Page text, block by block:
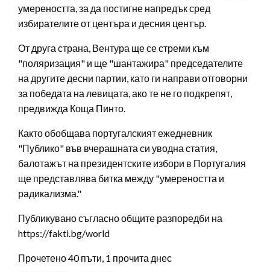
умереността, за да постигне напредък сред
избирателите от центъра и десния център.
От друга страна, Вентура ще се стреми към
"поляризация" и ще "шантажира" председателите
на другите десни партии, като ги направи отговорни
за победата на левицата, ако те не го подкрепят,
предвижда Коща Пинто.
Както обобщава португалският ежедневник
"Публико" във вчерашната си уводна статия,
балотажът на президентските избори в Португалия
ще представлява битка между "умереността и
радикализма."
Публикувано съгласно общите разпоредби на
https://fakti.bg/world
Прочетено 40 пъти, 1 прочита днес